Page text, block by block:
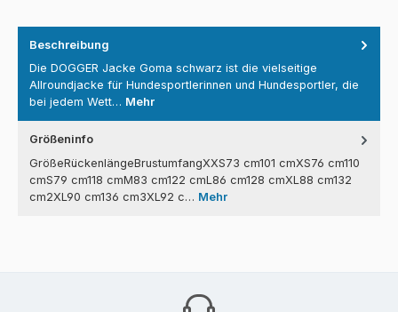
Beschreibung
Die DOGGER Jacke Goma schwarz ist die vielseitige
Allroundjacke für Hundesportlerinnen und Hundesportler, die
bei jedem Wett… Mehr
Größeninfo
GrößeRückenlängeBrustumfangXXS73 cm101 cmXS76 cm110
cmS79 cm118 cmM83 cm122 cmL86 cm128 cmXL88 cm132
cm2XL90 cm136 cm3XL92 c… Mehr